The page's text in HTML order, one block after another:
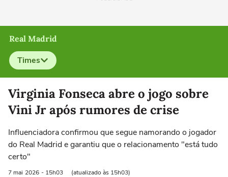
Real Madrid
Times
Selecione o time para ver as notícias
Virginia Fonseca abre o jogo sobre
Vini Jr após rumores de crise
Influenciadora confirmou que segue namorando o jogador
do Real Madrid e garantiu que o relacionamento "está tudo
certo"
7 mai 2026 - 15h03 (atualizado às 15h03)